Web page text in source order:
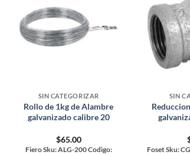
SIN CATEGORIZAR
Rollo de 1kg de Alambre
galvanizado calibre 20
$65.00
Fiero Sku: ALG-200 Codigo:
SIN
Foset Sku: